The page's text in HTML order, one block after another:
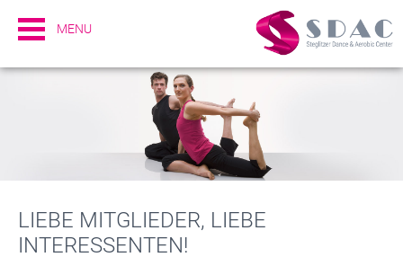
MENU
LIEBE MITGLIEDER, LIEBE
INTERESSENTEN!